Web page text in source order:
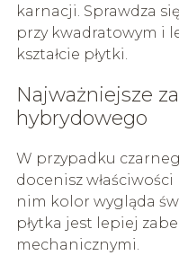
karnacji. Sprawdza
przy kwadratowym i
kształcie płytki.
Najważniejsze
hybrydowego
W przypadku
docenisz właściwości
nim kolor wygląda
płytka jest lepiej
mechanicznymi.